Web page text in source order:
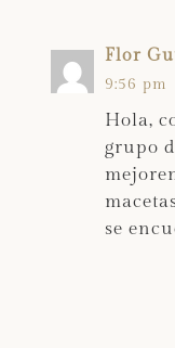
Flor
9:56 pm
Hola,
grupo
se